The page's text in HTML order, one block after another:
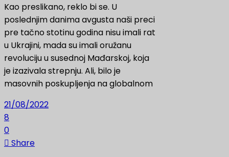
Kao preslikano, reklo bi se. U
poslednjim danima avgusta naši preci
pre tačno stotinu godina nisu imali rat
u Ukrajini, mada su imali oružanu
revoluciju u susednoj Mađarskoj, koja
je izazivala strepnju. Ali, bilo je
masovnih poskupljenja na globalnom
21/08/2022
8
0
Share